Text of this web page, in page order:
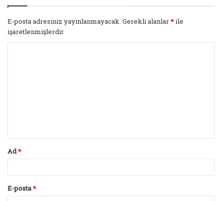
E-posta adresiniz yayınlanmayacak. Gerekli alanlar*ile
işaretlenmişlerdir
Ad*
E-posta*